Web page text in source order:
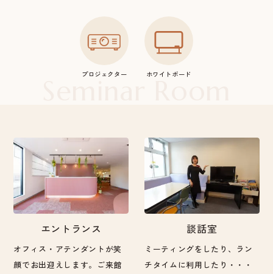
プロジェクター ホワイトボード
エントランス
オフィス・アテンダントが笑
顔でお出迎えします。ご来館
談話室
ミーティングをしたり、ラン
チタイムに利用したり・・・